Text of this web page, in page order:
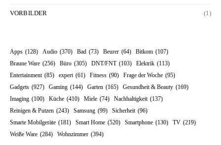
VORBILDER (1)
Apps (128) Audio (370) Bad (73) Beurer (64) Bitkom (107)
Braune Ware (256) Büro (305) DNT/FNT (103) Elektrik (113)
Entertainment (85) expert (61) Fitness (90) Frage der Woche (95)
Gadgets (927) Gaming (144) Garten (165) Gesundheit & Beauty (169)
Imaging (100) Küche (410) Miele (74) Nachhaltigkeit (137)
Reinigen & Putzen (243) Samsung (99) Sicherheit (96)
Smarte Mobilgeräte (181) Smart Home (520) Smartphone (130) TV (219)
Weiße Ware (284) Wohnzimmer (394)